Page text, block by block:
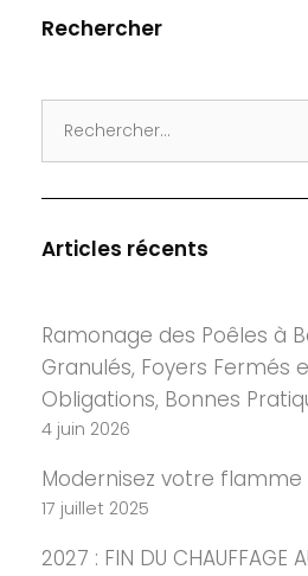
Rechercher
for:
Articles récents
Ramonage des Poêles à
Granulés, Foyers Fermés
Obligations, Bonnes
4 juin 2026
Modernisez votre flamme
17 juillet 2025
2027 : FIN DU CHAUFFAGE